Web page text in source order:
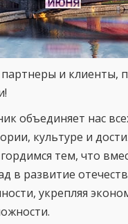
и клиенты,
объединяет нас
культуре и
тем, что
в развитие
укрепляя